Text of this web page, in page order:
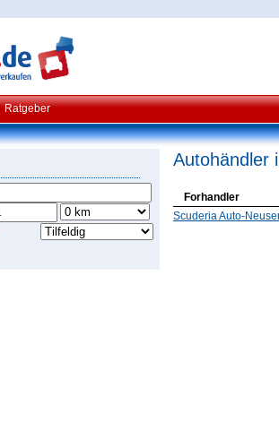
Ratgeber
Autohändler
Forhandler
Scuderia Auto-